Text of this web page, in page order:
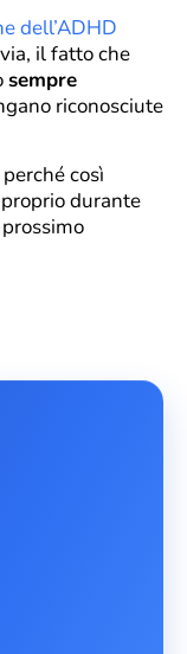
dell’ADHD
il fatto che
sempre
riconosciute
così
durante